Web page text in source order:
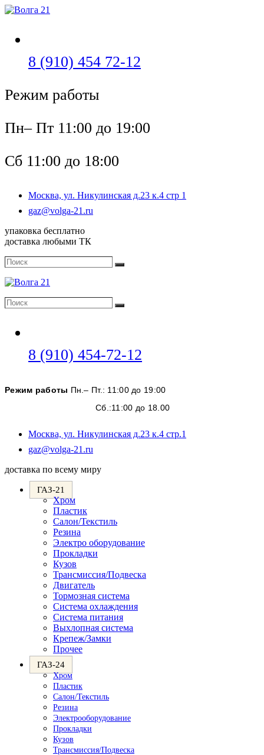
Перейти
8 (910) 454 72-12
Режим работы
Пн– Пт 11:00 до 19:00
Сб 11:00 до 18:00
Москва, ул. Никулинская д.23 к.4 стр 1
gaz@volga-21.ru
упаковка бесплатно
доставка любыми ТК
Поиск
Поиск
Поиск
Поиск
8 (910) 454-72-12
вашем
приложении
Режим работы Пн.– Пт.: 11:00 до 19:00
Сб.:11:00 до 18.00
Москва, ул. Никулинская д.23 к.4 стр.1
gaz@volga-21.ru
вашем
доставка по всему миру
ГАЗ-21
Хром
Пластик
Салон/Текстиль
Резина
Электро оборудование
Прокладки
Кузов
Трансмиссия/Подвеска
Двигатель
Тормозная система
Система охлаждения
Система питания
Выхлопная система
Крепеж/Замки
Прочее
ГАЗ-24
Хром
Пластик
Салон/Текстиль
Резина
Электрооборудование
Прокладки
Кузов
Трансмиссия/Подвеска